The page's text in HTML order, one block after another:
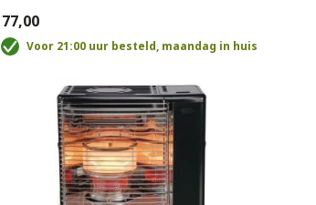
€77,00
Voor 21:00 uur besteld, maandag in huis